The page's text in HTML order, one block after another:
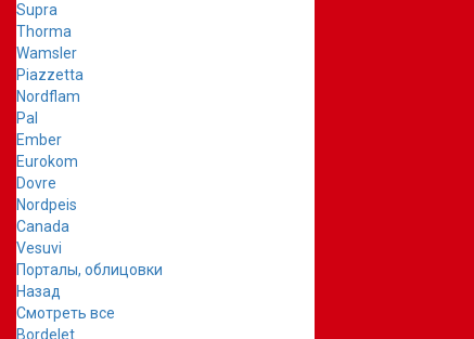
Supra
Thorma
Wamsler
Piazzetta
Nordflam
Pal
Ember
Eurokom
Dovre
Nordpeis
Canada
Vesuvi
Порталы, облицовки
Назад
Смотреть все
Bordelet